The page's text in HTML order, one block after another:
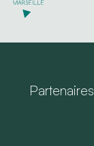
Partenaires